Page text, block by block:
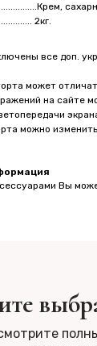
2кг.
все доп.
может
на сайте
можно
Вы